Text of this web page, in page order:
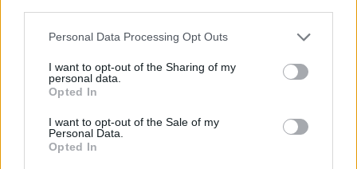
Please note that this website/app uses one or more Google
not limited to your visit or usage behaviour. You may click to
grant or deny consent to Google and its third-party tags to
use your data for below specified purposes in below Google
consent section.
Personal Data Processing Opt Outs
I want to opt-out of the Sharing of my
personal data.
Opted In
I want to opt-out of the Sale of my
Personal Data.
Opted In
Brentolie daalt naar 88.9 dollar: een week van dalende
grondstoffenprijzen
Sanne De Vries · 7 aug 2026
NEWS